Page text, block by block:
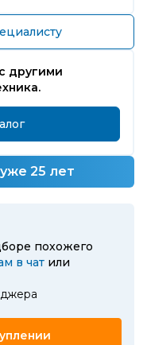
другими
25 лет
похожего
в чат или